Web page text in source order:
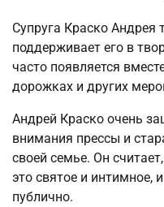
Супруга Краско Андрея
поддерживает его в
часто появляется
дорожках и других
Андрей Краско очень
внимания прессы и
своей семье. Он
это святое и интимное,
публично.